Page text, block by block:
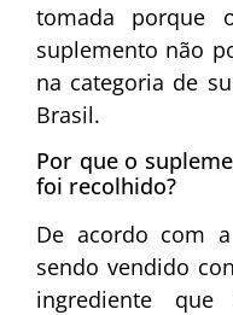
tomada porque
suplemento não
na categoria de
Brasil.
Por que o
foi recolhido?
De acordo com
sendo vendido
ingrediente que